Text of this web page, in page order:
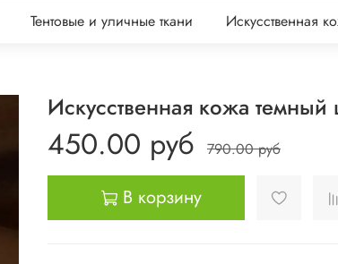
Тентовые и уличные ткани Искусственная
Искусственная кожа
450.00 руб 790.00 руб
В корзину